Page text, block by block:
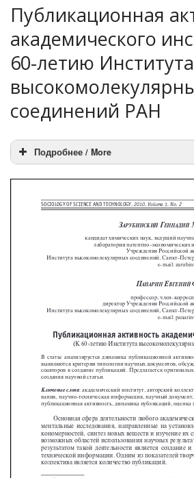
Публикационная
академического
60-летию Института
соединений РАН
Подробнее / More